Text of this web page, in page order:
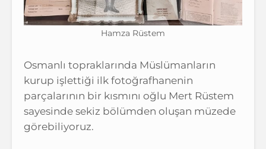
Hamza Rüstem
Osmanlı topraklarında Müslümanların
kurup işlettiği ilk fotoğrafhanenin
parçalarının bir kısmını oğlu Mert Rüstem
sayesinde sekiz bölümden oluşan müzede
görebiliyoruz.